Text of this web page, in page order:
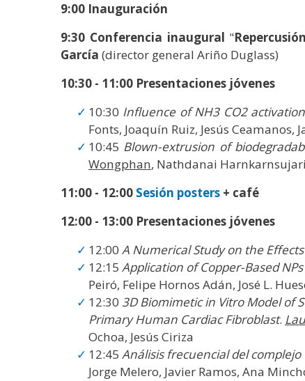
9:00 Inauguración
9:30 Conferencia inaugural "
García (director general Ariño Duglass)
10:30 - 11:00 Presentaciones jóvenes
10:30 Influence of NH3 CO2
Fonts, Joaquín Ruiz, Jesús Ceamanos,
10:45 Blown-extrusion of
Wongphan, Nathdanai
11:00 - 12:00 Sesión posters + café
12:00 - 13:00 Presentaciones jóvenes
12:00 A Numerical Study on the
12:15 Application of Copper-Based
Peiró, Felipe Hornos Adán, José L.
12:30 3D Biomimetic in Vitro Model of
Primary Human Cardiac Fibroblast.
Ochoa, Jesús Ciriza
12:45 Análisis frecuencial del
Jorge Melero, Javier Ramos, Ana